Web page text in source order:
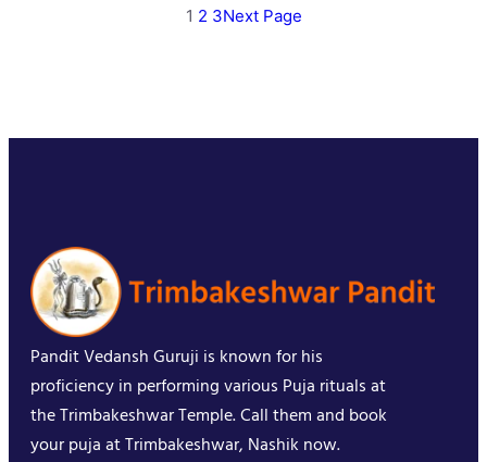
1 2 3Next Page
Pandit Vedansh Guruji is known for his
proficiency in performing various Puja rituals at
the Trimbakeshwar Temple. Call them and book
your puja at Trimbakeshwar, Nashik now.